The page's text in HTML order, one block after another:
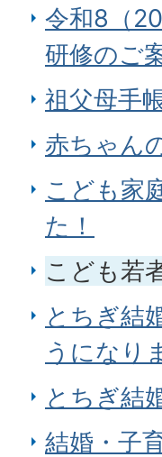
令和8（
研修のご
祖父母手
赤ちゃん
こども家
た！
こども若
とちぎ結
うになり
とちぎ結
結婚・子